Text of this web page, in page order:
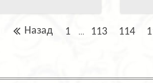
Назад 1 ... 113 114